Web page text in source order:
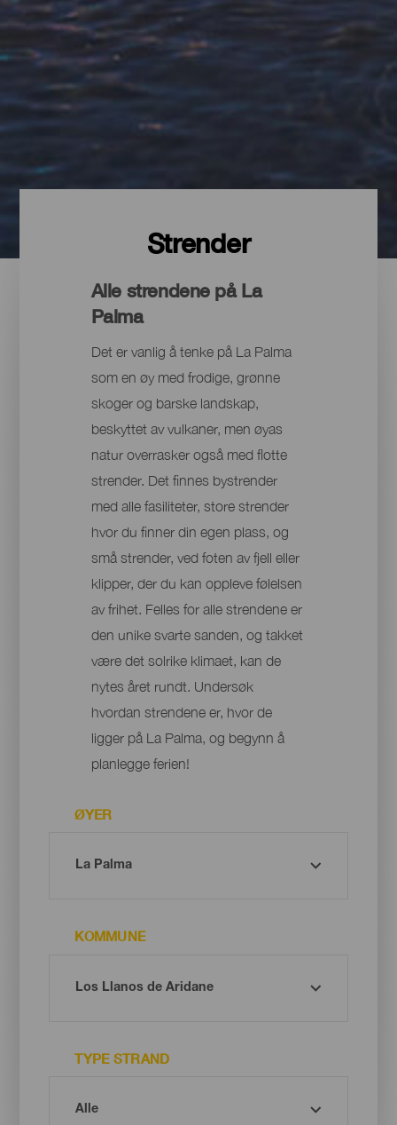
Strender
Alle strendene på La
Palma
Det er vanlig å tenke på La Palma
som en øy med frodige, grønne
skoger og barske landskap,
beskyttet av vulkaner, men øyas
natur overrasker også med flotte
strender. Det finnes bystrender
med alle fasiliteter, store strender
hvor du finner din egen plass, og
små strender, ved foten av fjell eller
klipper, der du kan oppleve følelsen
av frihet. Felles for alle strendene er
den unike svarte sanden, og takket
være det solrike klimaet, kan de
nytes året rundt. Undersøk
hvordan strendene er, hvor de
ligger på La Palma, og begynn å
planlegge ferien!
ØYER
KOMMUNE
TYPE STRAND